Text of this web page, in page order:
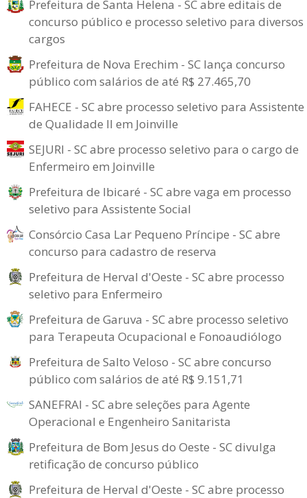
Prefeitura de Santa Helena - SC abre editais de
concurso público e processo seletivo para diversos
cargos
Prefeitura de Nova Erechim - SC lança concurso
público com salários de até R$ 27.465,70
FAHECE - SC abre processo seletivo para Assistente
de Qualidade II em Joinville
SEJURI - SC abre processo seletivo para o cargo de
Enfermeiro em Joinville
Prefeitura de Ibicaré - SC abre vaga em processo
seletivo para Assistente Social
Consórcio Casa Lar Pequeno Príncipe - SC abre
concurso para cadastro de reserva
Prefeitura de Herval d'Oeste - SC abre processo
seletivo para Enfermeiro
Prefeitura de Garuva - SC abre processo seletivo
para Terapeuta Ocupacional e Fonoaudiólogo
Prefeitura de Salto Veloso - SC abre concurso
público com salários de até R$ 9.151,71
SANEFRAI - SC abre seleções para Agente
Operacional e Engenheiro Sanitarista
Prefeitura de Bom Jesus do Oeste - SC divulga
retificação de concurso público
Prefeitura de Herval d'Oeste - SC abre processo